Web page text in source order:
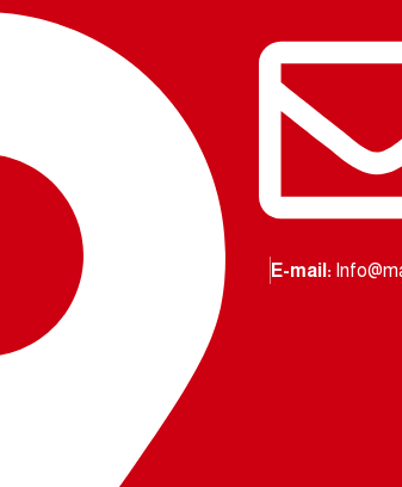
E-mail: